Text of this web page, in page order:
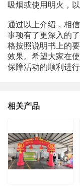
吸烟或使用明火，
通过以上介绍，相
事项有了更深入的
格按照说明书上的
效果。希望大家在
保障活动的顺利进行
相关产品